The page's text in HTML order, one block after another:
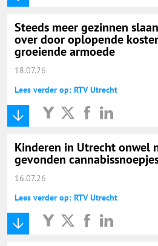
Steeds meer gezinnen
over door oplopende
groeiende armoede
18.07.26
Lees verder op: RTV Utrecht
Kinderen in Utrecht onwel
gevonden
16.07.26
Lees verder op: RTV Utrecht